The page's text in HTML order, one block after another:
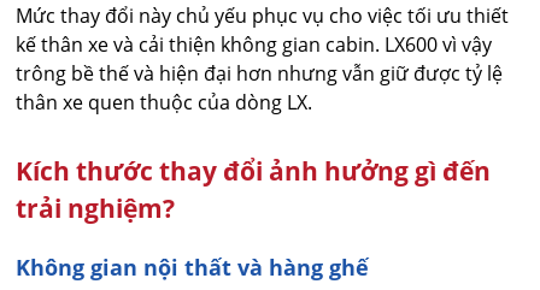
Mức thay đổi này chủ yếu phục vụ cho việc tối ưu thiết
kế thân xe và cải thiện không gian cabin. LX600 vì vậy
trông bề thế và hiện đại hơn nhưng vẫn giữ được tỷ lệ
thân xe quen thuộc của dòng LX.
Kích thước thay đổi ảnh hưởng gì đến
trải nghiệm?
Không gian nội thất và hàng ghế